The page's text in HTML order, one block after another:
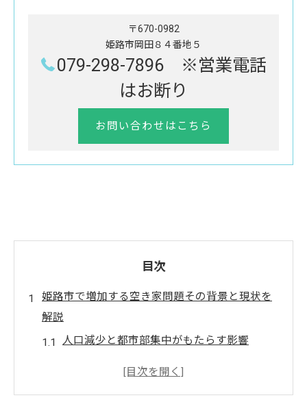
〒670-0982
姫路市岡田８４番地５
079-298-7896 ※営業電話
はお断り
お問い合わせはこちら
目次
姫路市で増加する空き家問題その背景と現状を
解説
人口減少と都市部集中がもたらす影響
姫路市における空き家の統計データとその